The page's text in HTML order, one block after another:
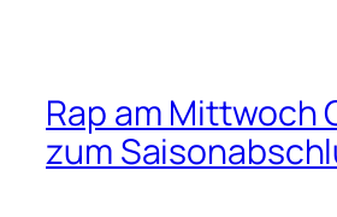
Rap am Mittwoch
zum